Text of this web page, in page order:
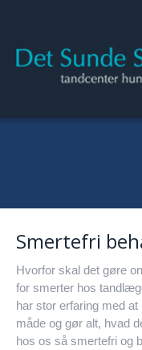
Smertefri
Hvorfor skal det gøre
for smerter hos
har stor erfaring med
måde og gør alt, hvad
hos os så smertefri og